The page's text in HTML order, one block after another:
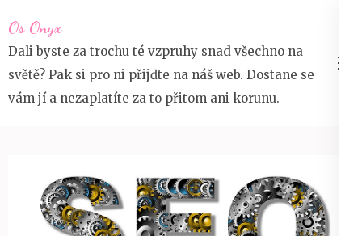
na
obsah
(stiskněte
Enter)
Os Onyx
Dali byste za trochu té vzpruhy snad všechno na
světě? Pak si pro ni přijďte na náš web. Dostane se
vám jí a nezaplatíte za to přitom ani korunu.